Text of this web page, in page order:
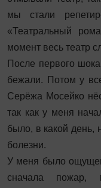
мы стали
«Театральный
момент весь театр
После первого
бежали. Потом у
Серёжа Мосейко
так как у меня
было, в какой день,
болезни.
У меня было
сначала пожар,